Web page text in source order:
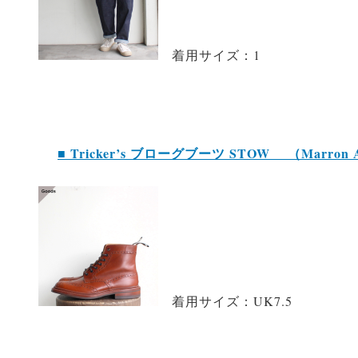
着用サイズ：1
■ Tricker’s ブローグブーツ STOW （Marron
着用サイズ：UK7.5